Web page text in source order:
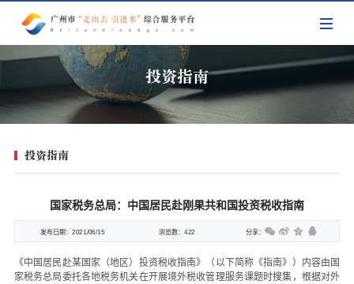
投资指南
投资指南
国家税务总局：中国居民赴刚果共和国投资税收指南
发布日期： 2021/06/15 浏览数： 422 分享：
《中国居民赴某国家（地区）投资税收指南》（以下简称《指南》）内容由国
家税务总局委托各地税务机关在开展境外税收管理服务课题时搜集，根据对外